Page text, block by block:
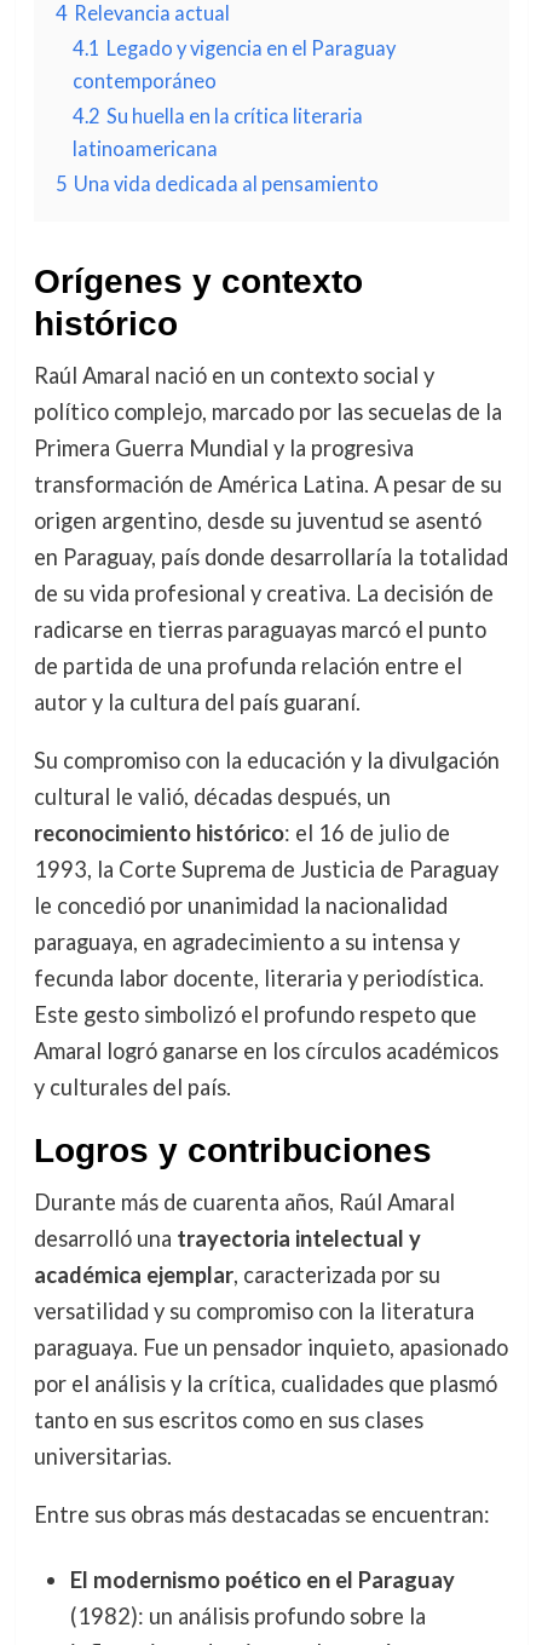
4 Relevancia actual
4.1 Legado y vigencia en el Paraguay
contemporáneo
4.2 Su huella en la crítica literaria
latinoamericana
5 Una vida dedicada al pensamiento
Orígenes y contexto
histórico
Raúl Amaral nació en un contexto social y
político complejo, marcado por las secuelas de la
Primera Guerra Mundial y la progresiva
transformación de América Latina. A pesar de su
origen argentino, desde su juventud se asentó
en Paraguay, país donde desarrollaría la totalidad
de su vida profesional y creativa. La decisión de
radicarse en tierras paraguayas marcó el punto
de partida de una profunda relación entre el
autor y la cultura del país guaraní.
Su compromiso con la educación y la divulgación
cultural le valió, décadas después, un
reconocimiento histórico: el 16 de julio de
1993, la Corte Suprema de Justicia de Paraguay
le concedió por unanimidad la nacionalidad
paraguaya, en agradecimiento a su intensa y
fecunda labor docente, literaria y periodística.
Este gesto simbolizó el profundo respeto que
Amaral logró ganarse en los círculos académicos
y culturales del país.
Logros y contribuciones
Durante más de cuarenta años, Raúl Amaral
desarrolló una trayectoria intelectual y
académica ejemplar, caracterizada por su
versatilidad y su compromiso con la literatura
paraguaya. Fue un pensador inquieto, apasionado
por el análisis y la crítica, cualidades que plasmó
tanto en sus escritos como en sus clases
universitarias.
Entre sus obras más destacadas se encuentran:
El modernismo poético en el Paraguay
(1982): un análisis profundo sobre la